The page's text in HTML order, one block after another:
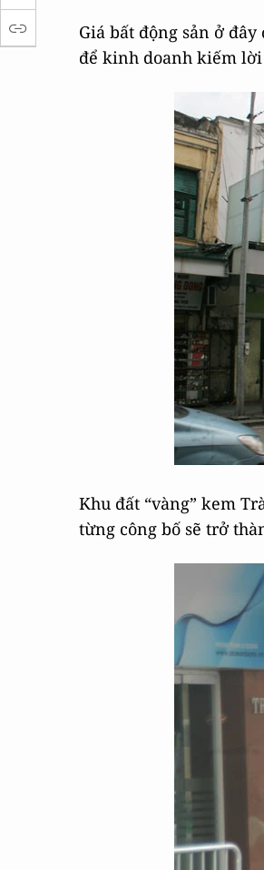
Giá bất động sản ở
để kinh doanh kiếm
Khu đất “vàng” kem
từng công bố sẽ trở